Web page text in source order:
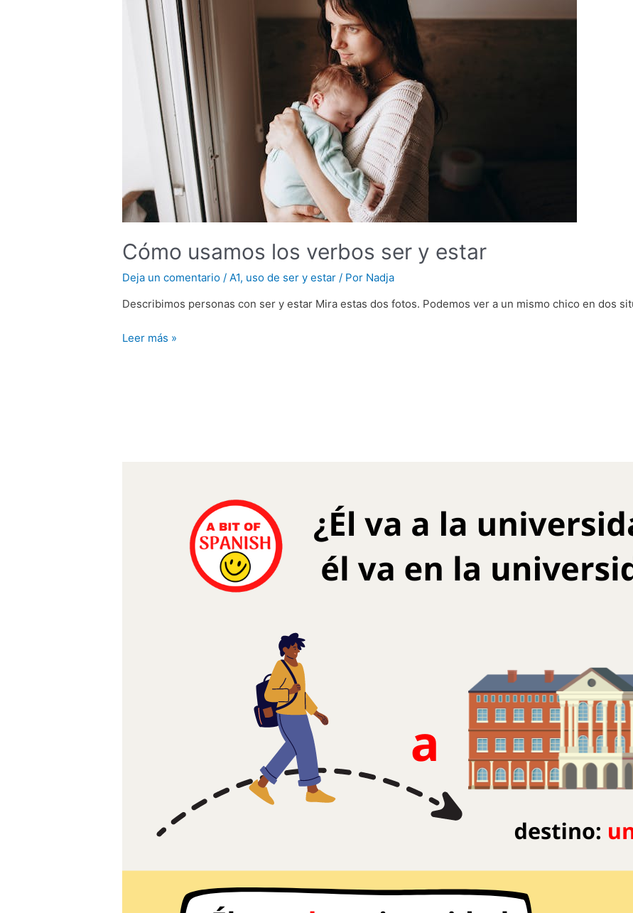
Cómo usamos los verbos ser y estar
Deja un comentario /A1, uso de ser y estar / Por Nadja
Describimos personas con ser y estar Mira estas dos fotos. Podemos ver a un mismo chico en dos
Cómo
Leer más »